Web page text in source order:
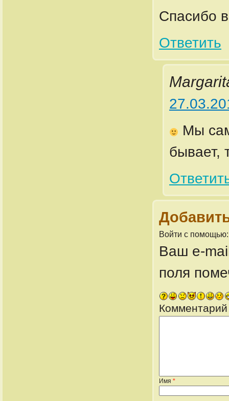
Спасибо
Ответить
Мы
бывает,
Войти с
Ваш e-
поля
Комментарий
Имя *